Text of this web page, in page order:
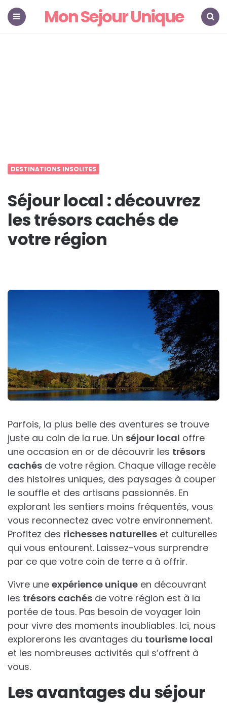
Mon Sejour Unique
DESTINATIONS INSOLITES
Séjour local : découvrez
les trésors cachés de
votre région
Parfois, la plus belle des aventures se trouve
juste au coin de la rue. Un séjour local offre
une occasion en or de découvrir les trésors
cachés de votre région. Chaque village recèle
des histoires uniques, des paysages à couper
le souffle et des artisans passionnés. En
explorant les sentiers moins fréquentés, vous
vous reconnectez avec votre environnement.
Profitez des richesses naturelles et culturelles
qui vous entourent. Laissez-vous surprendre
par ce que votre coin de terre a à offrir.
Vivre une expérience unique en découvrant
les trésors cachés de votre région est à la
portée de tous. Pas besoin de voyager loin
pour vivre des moments inoubliables. Ici, nous
explorerons les avantages du tourisme local
et les nombreuses activités qui s’offrent à
vous.
Les avantages du séjour